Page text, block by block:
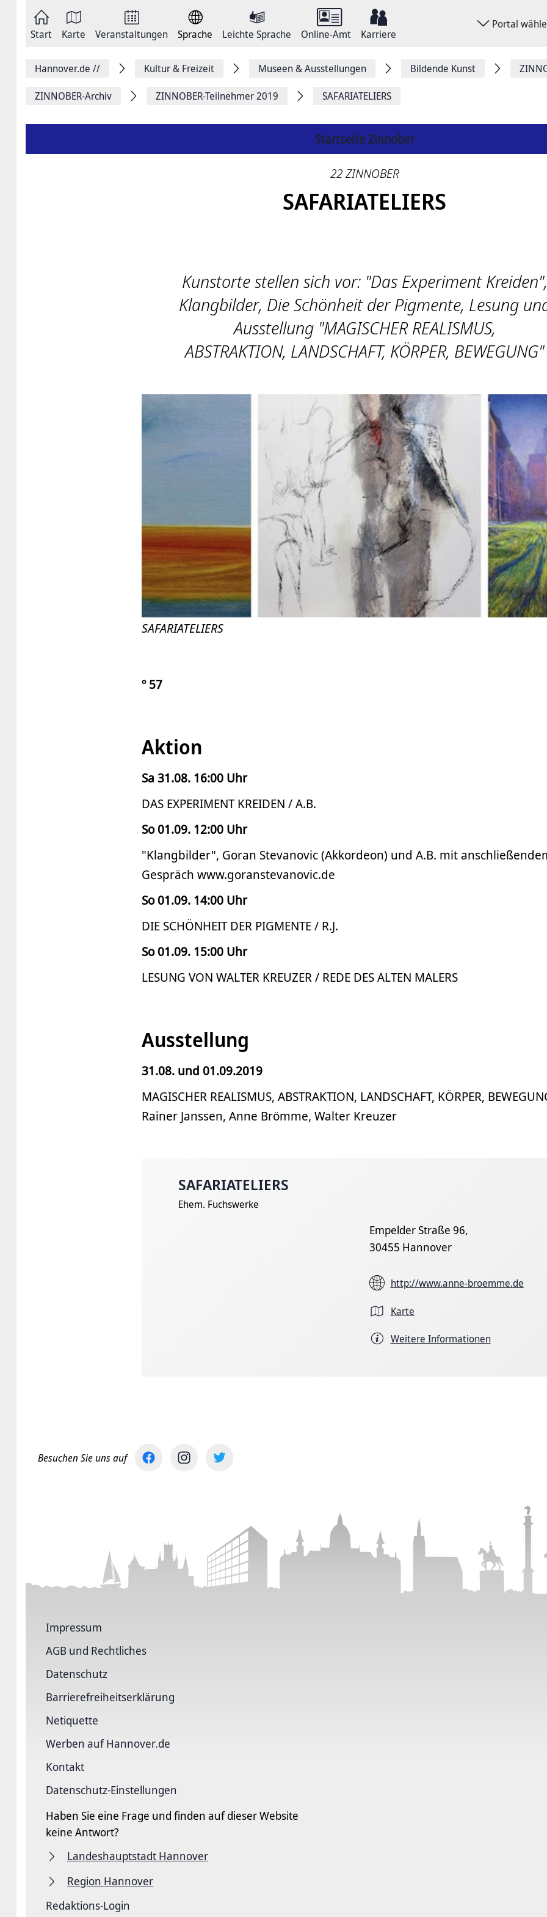
springen
Start Karte Veranstaltungen Sprache Leichte Sprache Online-Amt Karriere
Portal
Facebook
Kopieren
Hannover.de // Kultur & Freizeit Museen & Ausstellungen Bildende Kunst
ZINNOBER-Archiv ZINNOBER-Teilnehmer 2019 SAFARIATELIERS
Startseite Zinnober
22 ZINNOBER
SAFARIATELIERS
Kunstorte stellen sich vor: "Das Experiment Kreiden",
Klangbilder, Die Schönheit der Pigmente, Lesung
Ausstellung "MAGISCHER REALISMUS,
ABSTRAKTION, LANDSCHAFT, KÖRPER, BEWEGUNG"
SAFARIATELIERS
º 57
Aktion
Sa 31.08. 16:00 Uhr
DAS EXPERIMENT KREIDEN / A.B.
So 01.09. 12:00 Uhr
"Klangbilder", Goran Stevanovic (Akkordeon) und A.B. mit
Gespräch www.goranstevanovic.de
So 01.09. 14:00 Uhr
DIE SCHÖNHEIT DER PIGMENTE / R.J.
So 01.09. 15:00 Uhr
LESUNG VON WALTER KREUZER / REDE DES ALTEN MALERS
Ausstellung
31.08. und 01.09.2019
MAGISCHER REALISMUS, ABSTRAKTION, LANDSCHAFT, KÖRPER,
Rainer Janssen, Anne Brömme, Walter Kreuzer
SAFARIATELIERS
Ehem. Fuchswerke
Empelder Straße 96,
30455 Hannover
http://www.anne-broemme.de
Karte
Weitere Informationen
Besuchen Sie uns auf
Impressum
AGB und Rechtliches
Datenschutz
Barriere­freiheits­erklärung
Netiquette
Werben auf Hannover.de
Kontakt
Datenschutz-Einstellungen
Haben Sie eine Frage und finden auf dieser Website
keine Antwort?
Landeshauptstadt Hannover
Region Hannover
Redaktions-Login